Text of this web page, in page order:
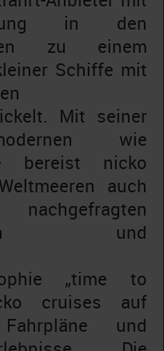
in den
zu einem
Schiffe mit
Mit seiner
wie
bereist nicko
auch
und
„time to
cruises auf
Fahrpläne und